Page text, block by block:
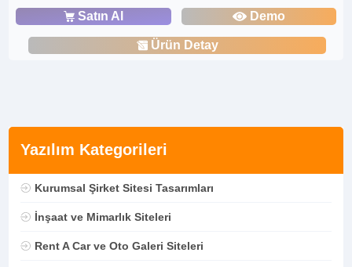
Yazılım Kategorileri
Kurumsal Şirket Sitesi Tasarımları
İnşaat ve Mimarlık Siteleri
Rent A Car ve Oto Galeri Siteleri
Satın Al Demo
Ürün Detay